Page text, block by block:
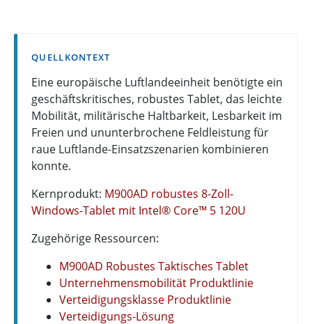
QUELLKONTEXT
Eine europäische Luftlandeeinheit benötigte ein
geschäftskritisches, robustes Tablet, das leichte
Mobilität, militärische Haltbarkeit, Lesbarkeit im
Freien und ununterbrochene Feldleistung für
raue Luftlande-Einsatzszenarien kombinieren
konnte.
Kernprodukt: M900AD robustes 8-Zoll-
Windows-Tablet mit Intel® Core™ 5 120U
Zugehörige Ressourcen:
M900AD Robustes Taktisches Tablet
Unternehmensmobilität Produktlinie
Verteidigungsklasse Produktlinie
Verteidigungs-Lösung